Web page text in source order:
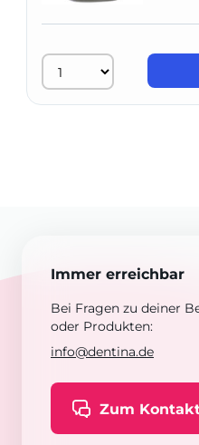
Immer erreichbar
Bei Fragen zu deiner
oder Produkten:
info@dentina.de
Zum